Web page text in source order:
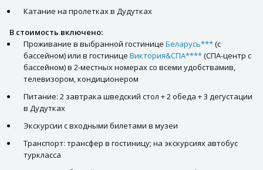
Катание на пролетках в Дудутках
В стоимость включено:
Проживание в выбранной гостинице Беларусь***(с
бассейном) или в гостинице Виктория&СПА****(СПА-центр с
бассейном) в 2-местных номерах со всеми удобствамив,
телевизором, кондиционером
Питание: 2 завтрака шведский стол + 2 обеда + 3 дегустации
в Дудутках
Экскурсии с входными билетами в музеи
Транспорт: трансфер в гостиницу; на экскурсиях автобус
туркласса